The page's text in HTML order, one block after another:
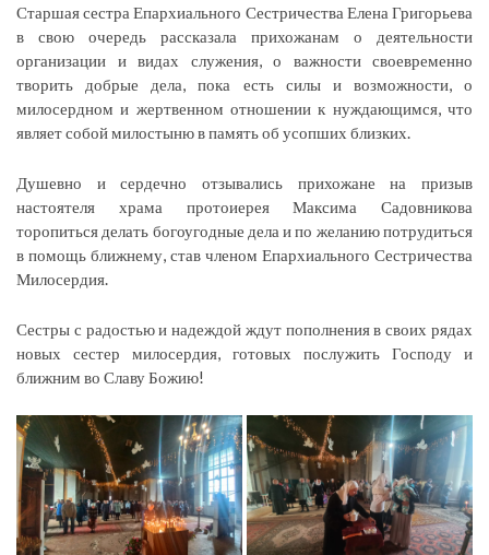
Старшая сестра Епархиального Сестричества Елена Григорьева
в свою очередь рассказала прихожанам о деятельности
организации и видах служения, о важности своевременно
творить добрые дела, пока есть силы и возможности, о
милосердном и жертвенном отношении к нуждающимся, что
являет собой милостыню в память об усопших близких.
Душевно и сердечно отзывались прихожане на призыв
настоятеля храма протоиерея Максима Садовникова
торопиться делать богоугодные дела и по желанию потрудиться
в помощь ближнему, став членом Епархиального Сестричества
Милосердия.
Сестры с радостью и надеждой ждут пополнения в своих рядах
новых сестер милосердия, готовых послужить Господу и
ближним во Славу Божию!